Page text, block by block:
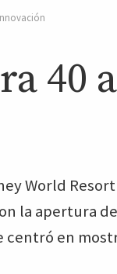
40
World
la apertura
en